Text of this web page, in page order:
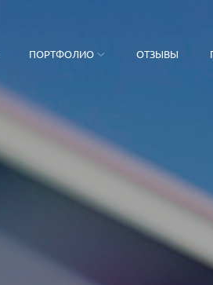
ПОРТФОЛИО ОТЗЫВЫ